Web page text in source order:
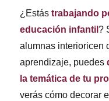
¿Estástrabajando
educación infantil?
alumnas interioricen
aprendizaje, puedes
la temática de tu
verás cómo decorar